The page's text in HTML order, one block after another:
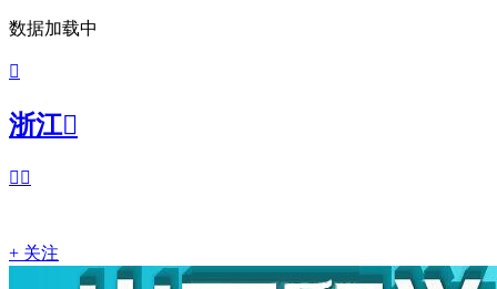
数据加载中

浙江
 
+ 关注